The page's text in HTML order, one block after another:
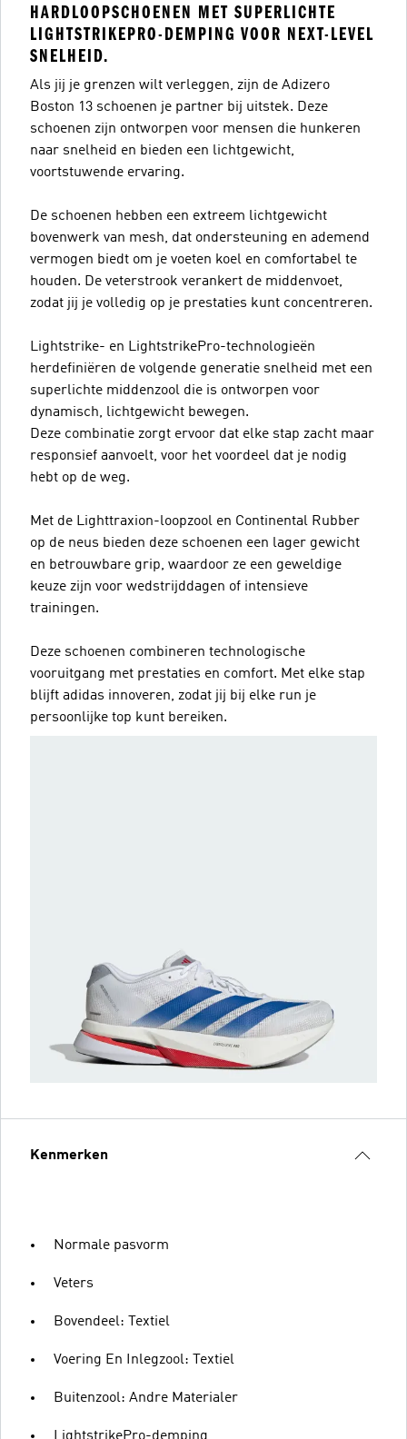
HARDLOOPSCHOENEN MET SUPERLICHTE
LIGHTSTRIKEPRO-DEMPING VOOR NEXT-LEVEL
SNELHEID.
Als jij je grenzen wilt verleggen, zijn de Adizero
Boston 13 schoenen je partner bij uitstek. Deze
schoenen zijn ontworpen voor mensen die hunkeren
naar snelheid en bieden een lichtgewicht,
voortstuwende ervaring.
De schoenen hebben een extreem lichtgewicht
bovenwerk van mesh, dat ondersteuning en ademend
vermogen biedt om je voeten koel en comfortabel te
houden. De veterstrook verankert de middenvoet,
zodat jij je volledig op je prestaties kunt concentreren.
Lightstrike- en LightstrikePro-technologieën
herdefiniëren de volgende generatie snelheid met een
superlichte middenzool die is ontworpen voor
dynamisch, lichtgewicht bewegen.
Deze combinatie zorgt ervoor dat elke stap zacht maar
responsief aanvoelt, voor het voordeel dat je nodig
hebt op de weg.
Met de Lighttraxion-loopzool en Continental Rubber
op de neus bieden deze schoenen een lager gewicht
en betrouwbare grip, waardoor ze een geweldige
keuze zijn voor wedstrijddagen of intensieve
trainingen.
Deze schoenen combineren technologische
vooruitgang met prestaties en comfort. Met elke stap
blijft adidas innoveren, zodat jij bij elke run je
persoonlijke top kunt bereiken.
Kenmerken
Normale pasvorm
Veters
Bovendeel: Textiel
Voering En Inlegzool: Textiel
Buitenzool: Andre Materialer